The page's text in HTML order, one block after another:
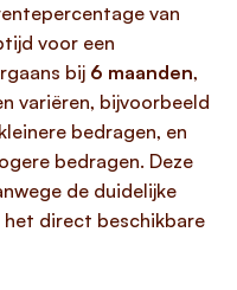
van
voor een
bij 6 maanden,
variëren, bijvoorbeeld
bedragen, en
bedragen. Deze
de duidelijke
het direct beschikbare